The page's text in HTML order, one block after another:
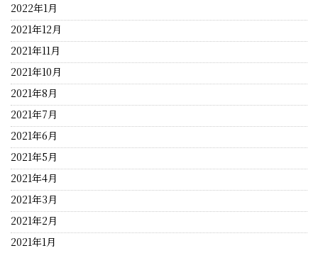
2022年1月
2021年12月
2021年11月
2021年10月
2021年8月
2021年7月
2021年6月
2021年5月
2021年4月
2021年3月
2021年2月
2021年1月